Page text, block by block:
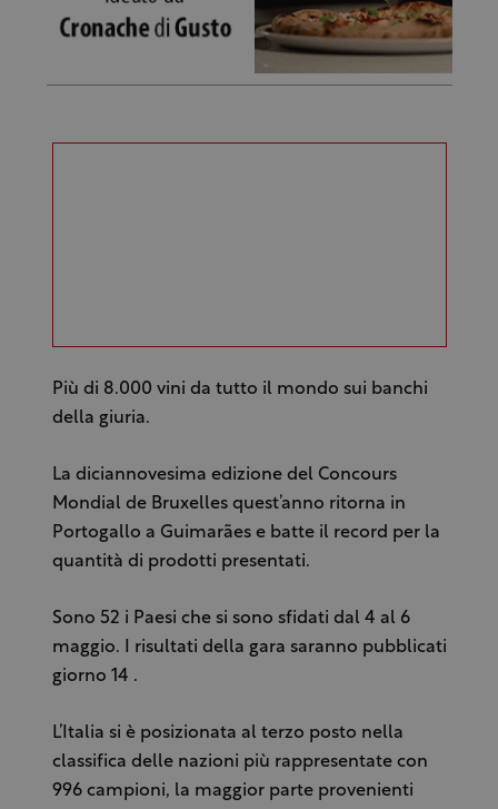
Più di 8.000 vini da tutto il mondo sui banchi
della giuria.
La diciannovesima edizione del Concours
Mondial de Bruxelles quest’anno ritorna in
Portogallo a Guimarães e batte il record per la
quantità di prodotti presentati.
Sono 52 i Paesi che si sono sfidati dal 4 al 6
maggio. I risultati della gara saranno pubblicati
giorno 14 .
L’Italia si è posizionata al terzo posto nella
classifica delle nazioni più rappresentate con
996 campioni, la maggior parte provenienti